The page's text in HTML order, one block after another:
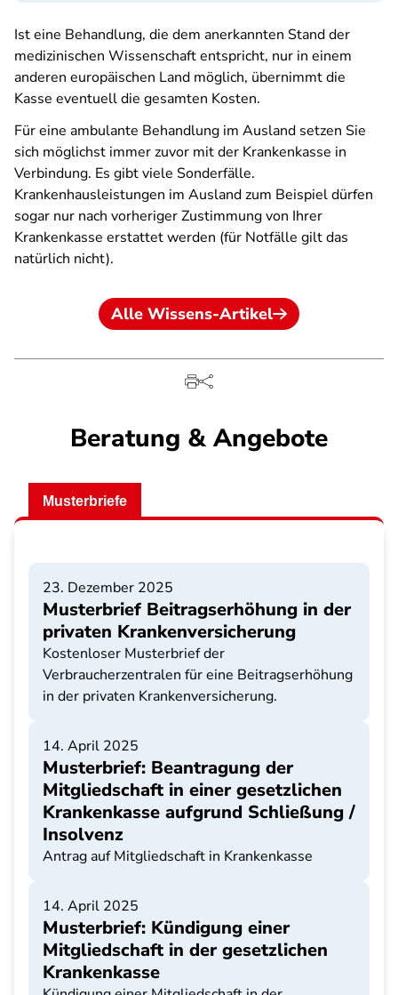
Ist eine Behandlung, die dem anerkannten Stand der
medizinischen Wissenschaft entspricht, nur in einem
anderen europäischen Land möglich, übernimmt die
Kasse eventuell die gesamten Kosten.
Für eine ambulante Behandlung im Ausland setzen Sie
sich möglichst immer zuvor mit der Krankenkasse in
Verbindung. Es gibt viele Sonderfälle.
Krankenhausleistungen im Ausland zum Beispiel dürfen
sogar nur nach vorheriger Zustimmung von Ihrer
Krankenkasse erstattet werden (für Notfälle gilt das
natürlich nicht).
Alle Wissens-Artikel
Beratung & Angebote
Musterbriefe
23. Dezember 2025
Musterbrief Beitragserhöhung in der
privaten Krankenversicherung
Kostenloser Musterbrief der
Verbraucherzentralen für eine Beitragserhöhung
in der privaten Krankenversicherung.
14. April 2025
Musterbrief: Beantragung der
Mitgliedschaft in einer gesetzlichen
Krankenkasse aufgrund Schließung /
Insolvenz
Antrag auf Mitgliedschaft in Krankenkasse
14. April 2025
Musterbrief: Kündigung einer
Mitgliedschaft in der gesetzlichen
Krankenkasse